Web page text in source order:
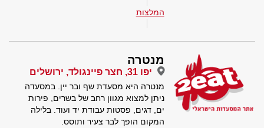
המלצות
מנטרה
יפו 31, חצר פיינגולד, ירושלים
מנטרה היא מסעדת שף ובר יין. במסעדה
ניתן למצוא מגוון רחב של בשרים, פירות
ים, דגים, פסטות עבודת יד ועוד. בלילה
המקום הופך לבר צעיר ותוסס.